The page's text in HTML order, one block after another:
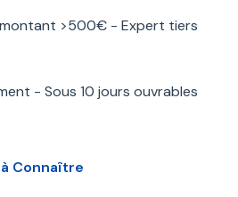
>500€ - Expert tiers
- Sous 10 jours ouvrables
Connaître